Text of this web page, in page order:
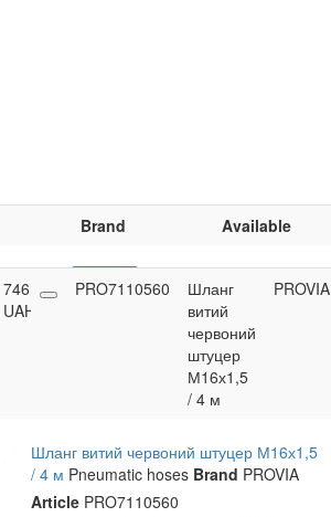
Brand Available
746.90
UAH
Buy
PRO7110560
Шланг
витий
червоний
штуцер
М16х1,5
/ 4 м
PROVIA
Шланг витий червоний штуцер М16х1,5
/ 4 м Pneumatic hoses Brand PROVIA
ArticlePRO7110560